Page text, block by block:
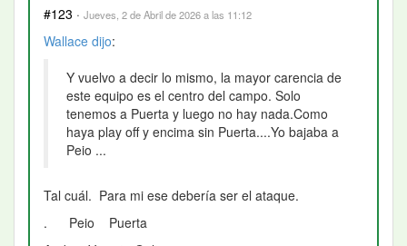
#123 · Jueves, 2 de Abril de 2026 a las 11:12
Wallace dijo:
Y vuelvo a decir lo mismo, la mayor carencia de
este equipo es el centro del campo. Solo
tenemos a Puerta y luego no hay nada.Como
haya play off y encima sin Puerta....Yo bajaba a
Peio ...
Tal cuál. Para mi ese debería ser el ataque.
. Peio Puerta